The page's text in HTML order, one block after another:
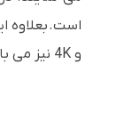
و 4K نیز می باشند.